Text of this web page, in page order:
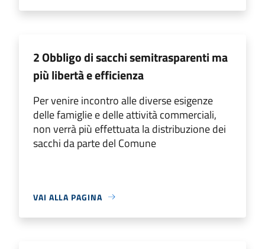
2 Obbligo di sacchi semitrasparenti ma
più libertà e efficienza
Per venire incontro alle diverse esigenze
delle famiglie e delle attività commerciali,
non verrà più effettuata la distribuzione dei
sacchi da parte del Comune
VAI ALLA PAGINA